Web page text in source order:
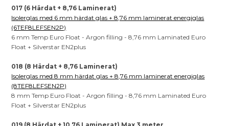
017 (6 Härdat + 8,76 Laminerat)
Isolerglas med 6 mm härdat glas + 8,76 mm laminerat energiglas
(6TEF8LEFSEN2P)
6 mm Temp Euro Float - Argon filling - 8,76 mm Laminated Euro
Float + Silverstar EN2plus
018 (8 Härdat + 8,76 Laminerat)
Isolerglas med 8 mm härdat glas + 8,76 mm laminerat energiglas
(8TEF8LEFSEN2P)
8 mm Temp Euro Float - Argon filling - 8,76 mm Laminated Euro
Float + Silverstar EN2plus